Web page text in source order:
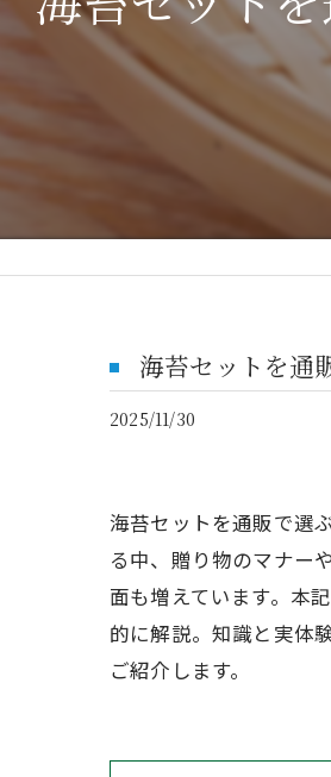
海苔セットを通
2025/11/30
海苔セットを通販で選
る中、贈り物のマナー
面も増えています。本
的に解説。知識と実体
ご紹介します。